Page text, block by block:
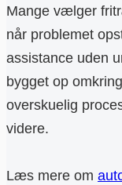
Mange vælger
når problemet
assistance uden
bygget op
overskuelig
videre.
Læs mere om